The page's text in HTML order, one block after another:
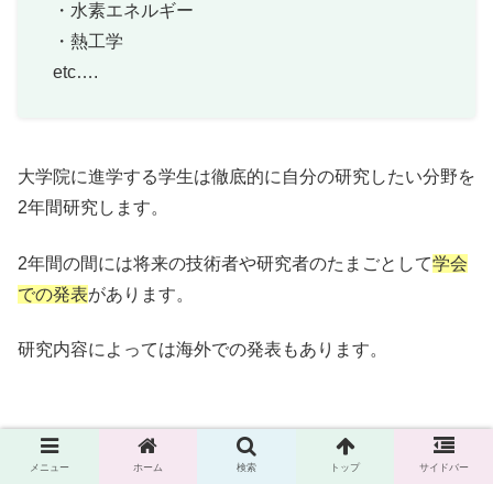
・水素エネルギー
・熱工学
etc….
大学院に進学する学生は徹底的に自分の研究したい分野を
2年間研究します。
2年間の間には将来の技術者や研究者のたまごとして学会
での発表があります。
研究内容によっては海外での発表もあります。
メニュー ホーム 検索 トップ サイドバー